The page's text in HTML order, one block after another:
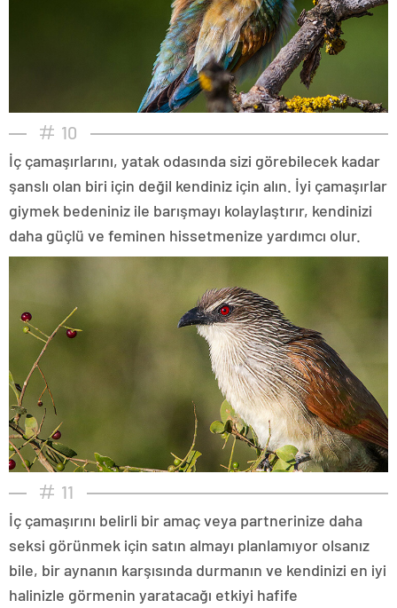
10
İç çamaşırlarını, yatak odasında sizi görebilecek kadar
şanslı olan biri için değil kendiniz için alın. İyi çamaşırlar
giymek bedeniniz ile barışmayı kolaylaştırır, kendinizi
daha güçlü ve feminen hissetmenize yardımcı olur.
11
İç çamaşırını belirli bir amaç veya partnerinize daha
seksi görünmek için satın almayı planlamıyor olsanız
bile, bir aynanın karşısında durmanın ve kendinizi en iyi
halinizle görmenin yaratacağı etkiyi hafife